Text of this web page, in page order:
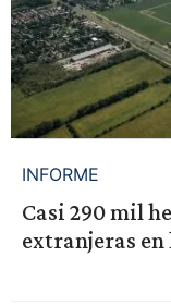
INFORME
Casi 290 mil
extranjeras en